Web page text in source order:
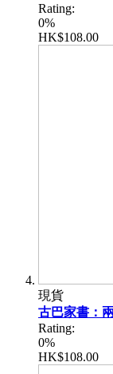
Rating:
0%
HK$108.00
現貨
古巴家書：
Rating:
0%
HK$108.00